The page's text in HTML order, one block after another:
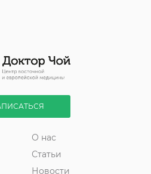
О нас
Статьи
Новости